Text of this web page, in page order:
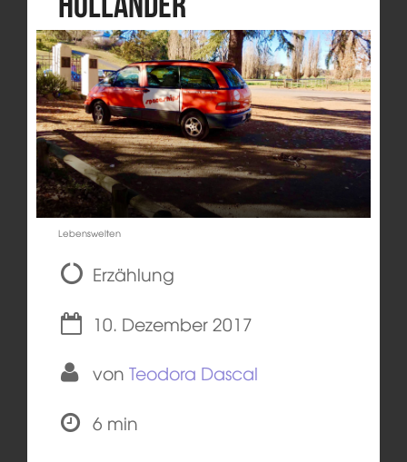
Lebenswelten
Erzählung
10. Dezember 2017
von Teodora Dascal
6 min